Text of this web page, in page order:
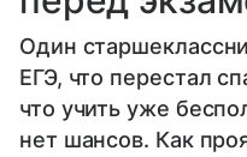
Один
ЕГЭ, что перестал
что учить уже
нет шансов. Как